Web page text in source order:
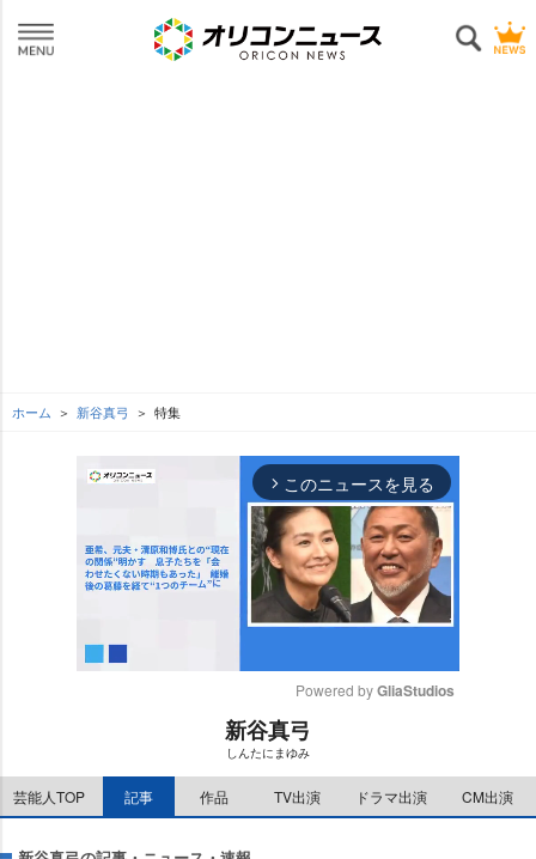
ホーム 新谷真弓 特集
arrow_forward_ios このニュースを見る
e
Powered by GliaStudios
新谷真弓
しんたにまゆみ
芸能人TOP 記事 作品 TV出演 ドラマ出演 CM出演